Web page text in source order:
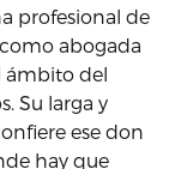
profesional de
abogada
ámbito del
Su larga y
ese don
hay que